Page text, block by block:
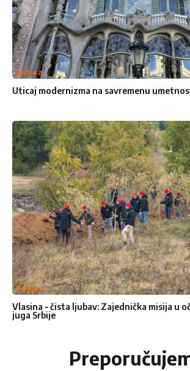
Pošalji poruku
Kultura
Uticaj modernizma na savremenu
Društvo
Vlasina – čista ljubav: Zajednička misija u
juga Srbije